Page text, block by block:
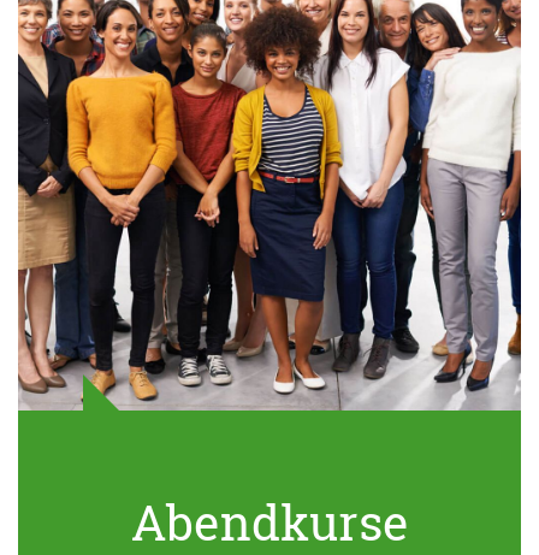
Abendkurse